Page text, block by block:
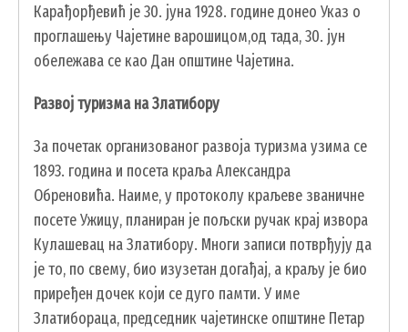
Карађорђевић је 30. јуна 1928. године донео Указ о
проглашењу Чајетине варошицом,од тада, 30. јун
обележава се као Дан општине Чајетина.
Развој туризма на Златибору
За почетак организованог развоја туризма узима се
1893. година и посета краља Александра
Обреновића. Наиме, у протоколу краљеве званичне
посете Ужицу, планиран је пољски ручак крај извора
Кулашевац на Златибору. Многи записи потврђују да
је то, по свему, био изузетан догађај, а краљу је био
приређен дочек који се дуго памти. У име
Златибораца, председник чајетинске општине Петар